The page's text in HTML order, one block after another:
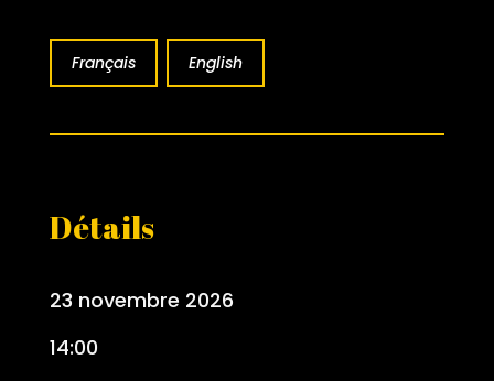
Français English
Détails
23 novembre 2026
14:00